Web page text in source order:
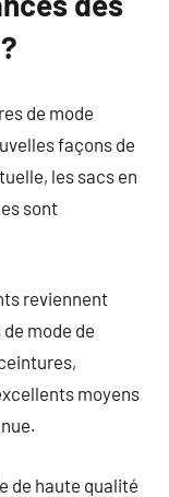
de mode
façons de
les sacs en
sont
reviennent
mode de
moyens
de haute qualité